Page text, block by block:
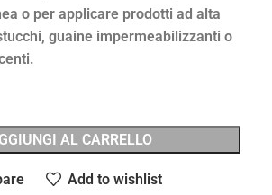
o per applicare prodotti ad alta
guaine impermeabilizzanti o
AL CARRELLO
Add to wishlist